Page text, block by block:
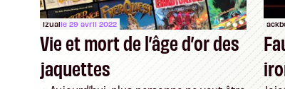
Izualle 29 avril 2022
Vie et mort de l’âge d’or des
jaquettes